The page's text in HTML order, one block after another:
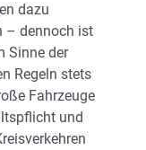
dazu
– dennoch ist
Sinne der
Regeln stets
Fahrzeuge
und